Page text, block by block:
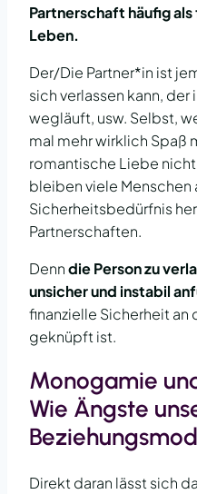
Partnerschaft häufig als
Leben.
Der/Die Partner*in ist
sich verlassen kann,
wegläuft, usw. Selbst,
mal mehr wirklich Spaß
romantische Liebe
bleiben viele Menschen
Sicherheitsbedürfnis
Partnerschaften.
Denndie Person zu
unsicher und instabil
finanzielle Sicherheit an
geknüpft ist.
Monogamie
Wie Ängste
Direkt daran lässt sich